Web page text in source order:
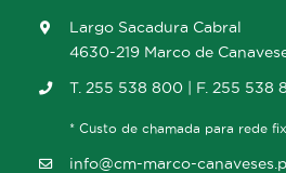
Largo Sacadura Cabral
4630-219 Marco de
T. 255 538 800 | F. 255 538
* Custo de chamada para rede
info@cm-marco-